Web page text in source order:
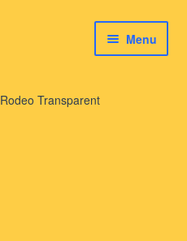
Menu
Rodeo Transparent